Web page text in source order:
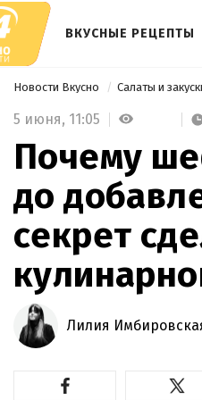
ВКУСНЫЕ РЕЦЕПТЫ
Новости Вкусно Салаты и
5 июня, 11:05
Почему
до
секрет
Лилия